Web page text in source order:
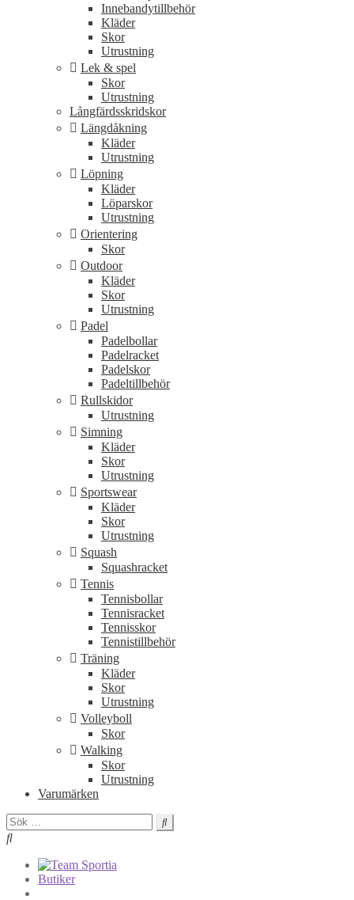
Innebandytillbehör
Kläder
Skor
Utrustning
Lek & spel
Skor
Utrustning
Långfärdsskridskor
Längdåkning
Kläder
Utrustning
Löpning
Kläder
Löparskor
Utrustning
Orientering
Skor
Outdoor
Kläder
Skor
Utrustning
Padel
Padelbollar
Padelracket
Padelskor
Padeltillbehör
Rullskidor
Utrustning
Simning
Kläder
Skor
Utrustning
Sportswear
Kläder
Skor
Utrustning
Squash
Squashracket
Tennis
Tennisbollar
Tennisracket
Tennisskor
Tennistillbehör
Träning
Kläder
Skor
Utrustning
Volleyboll
Skor
Walking
Skor
Utrustning
Varumärken
Sök
efter:
Butiker